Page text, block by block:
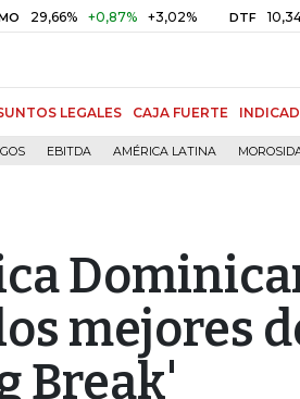
+0,87% +3,02% DTF 10,34% +0,10%
LEGALES CAJA FUERTE
EBITDA AMÉRICA LATINA
mejores
Break'